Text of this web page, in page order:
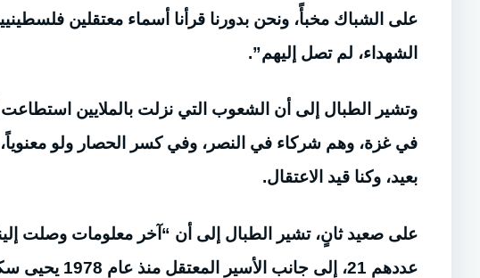
على الشباك مخبأً، ونحن بدورنا قرأنا أسماء معتقلين
الشهداء، لم تصل إليهم”.
وتشير الطبال إلى أن الشعوب التي نزلت بالملايين
في غزة، وهم شركاء في النصر، وفي كسر الحصار ولو معنوياً،
بعيد، وكنا قيد الاعتقال.
على صعيد ثانٍ، تشير الطبال إلى أن “آخر معلومات وصلت
عددهم 21، إلى